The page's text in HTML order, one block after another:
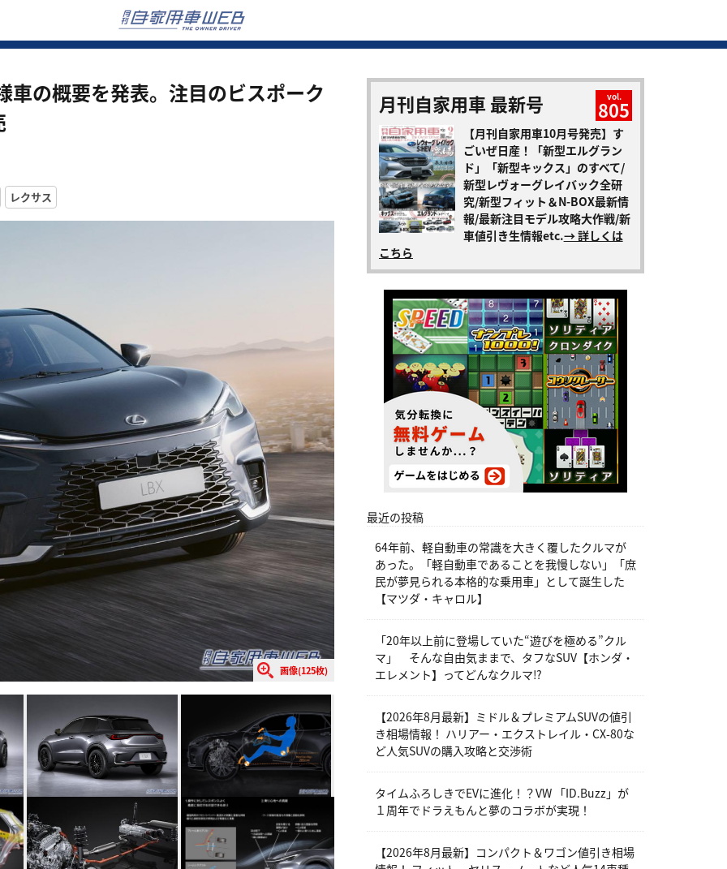
車の概要を発表。注目のビスポーク
レクサス
画像(125枚)
月刊自家用車 最新号 vol.
805
【月刊自家用車10月号発売】す
ごいぜ日産！「新型エルグラン
ド」「新型キックス」のすべて/
新型レヴォーグレイバック全研
究/新型フィット＆N-BOX最新情
報/最新注目モデル攻略大作戦/新
車値引き生情報etc.→ 詳しくは
こちら
最近の投稿
64年前、軽自動車の常識を大きく覆したクルマが
あった。「軽自動車であることを我慢しない」「庶
民が夢見られる本格的な乗用車」として誕生した
【マツダ・キャロル】
「20年以上前に登場していた“遊びを極める”クル
マ」 そんな自由気ままで、タフなSUV【ホンダ・
エレメント】ってどんなクルマ⁉︎
【2026年8月最新】ミドル＆プレミアムSUVの値引
き相場情報！ ハリアー・エクストレイル・CX-80な
ど人気SUVの購入攻略と交渉術
タイムふろしきでEVに進化！？VW 「ID.Buzz」が
１周年でドラえもんと夢のコラボが実現！
【2026年8月最新】コンパクト＆ワゴン値引き相場